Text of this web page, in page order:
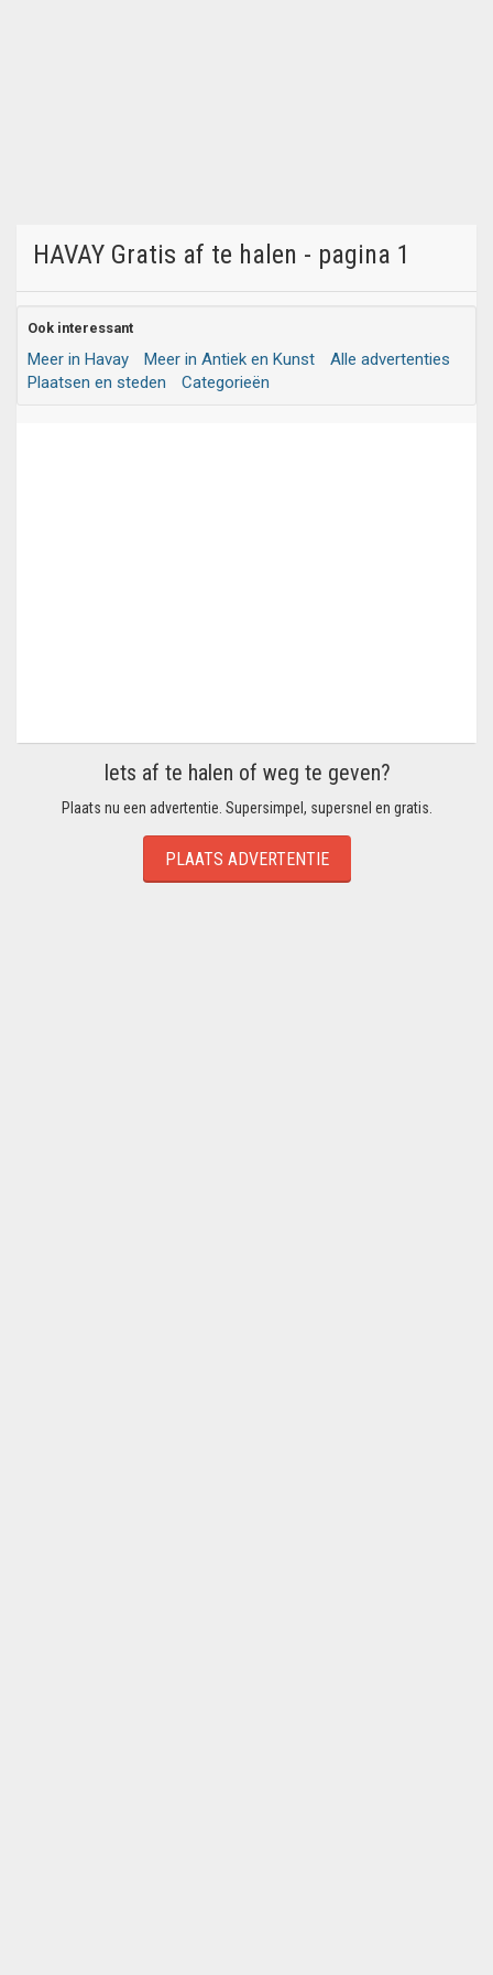
HAVAY Gratis af te halen - pagina 1
Ook interessant
Meer in Havay Meer in Antiek en Kunst
Alle advertenties
Plaatsen en steden
Categorieën
Iets af te halen of weg te geven?
Plaats nu een advertentie. Supersimpel, supersnel en gratis.
PLAATS ADVERTENTIE